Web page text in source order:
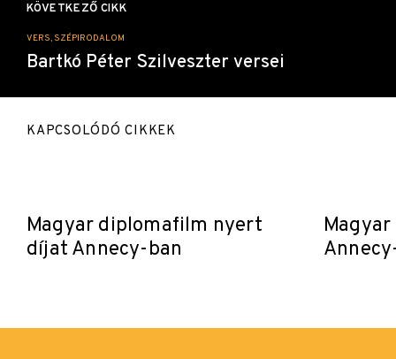
KÖVETKEZŐ CIKK
VERS, SZÉPIRODALOM
Bartkó Péter Szilveszter versei
KAPCSOLÓDÓ CIKKEK
Magyar diplomafilm nyert
díjat Annecy-ban